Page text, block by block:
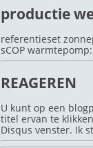
productie
referentieset
sCOP
REAGEREN
U kunt op een
titel ervan te
Disqus venster. Ik